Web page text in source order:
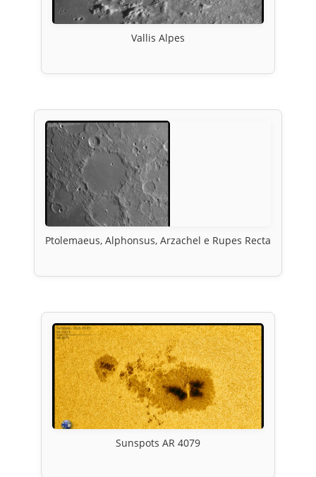
Vallis Alpes
Ptolemaeus, Alphonsus, Arzachel e Rupes Recta
Sunspots AR 4079